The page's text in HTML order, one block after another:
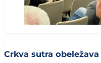
Crkva sutra